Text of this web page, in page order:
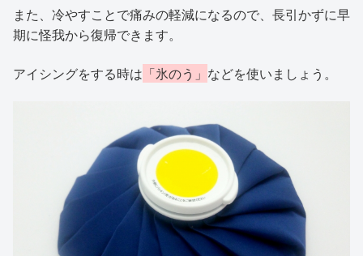
また、冷やすことで痛みの軽減になるので、長引かずに早
期に怪我から復帰できます。
アイシングをする時は 「氷のう」 などを使いましょう。